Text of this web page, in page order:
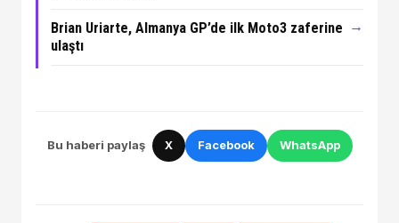
Brian Uriarte, Almanya GP’de ilk Moto3 zaferine
ulaştı
→
Bu haberi paylaş X Facebook WhatsApp